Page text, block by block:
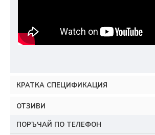
КРАТКА СПЕЦИФИКАЦИЯ
ОТЗИВИ
ПОРЪЧАЙ ПО ТЕЛЕФОН